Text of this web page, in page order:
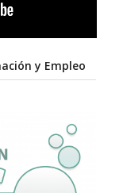
y Empleo